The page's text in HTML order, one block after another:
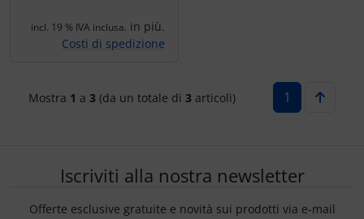
incl. 19 % IVA inclusa. in più.
Costi di spedizione
Mostra 1 a 3 (da un totale di 3 articoli) 1
Iscriviti alla nostra newsletter
Offerte esclusive gratuite e novità sui prodotti via e-mail
Ugelli / sonde